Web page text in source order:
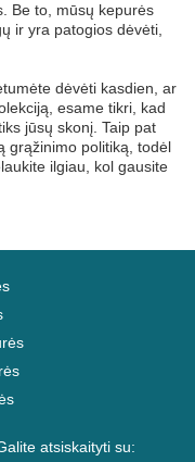
Be to, mūsų kepurės
ir yra patogios dėvėti,
dėvėti kasdien, ar
esame tikri, kad
jūsų skonį. Taip pat
grąžinimo politiką, todėl
ilgiau, kol gausite
atsiskaityti su: